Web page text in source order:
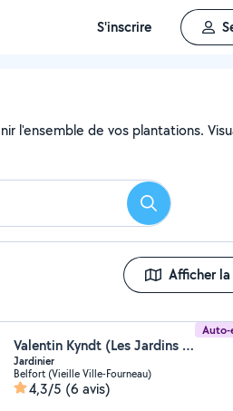
S'inscrire
l'ensemble de vos plantations.
Rechercher
Afficher
Valentin Kyndt (Les Jardins d'Isaac)
Jardinier
Belfort (Vieille Ville-Fourneau)
4,3/5 (6 avis)